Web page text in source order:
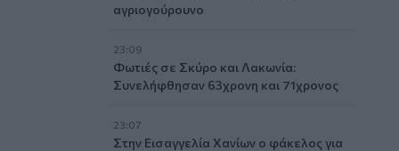
αγριογούρουνο
23:09
Φωτιές σε Σκύρο και Λακωνία:
Συνελήφθησαν 63χρονη και 71χρονος
23:07
Στην Εισαγγελία Χανίων ο φάκελος για